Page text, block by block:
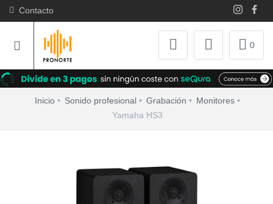
Contacto
0
Inicio Sonido profesional Grabación
Monitores
Yamaha HS3